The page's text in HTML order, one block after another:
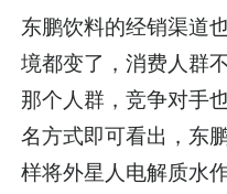
东鹏饮料的经销渠道
境都变了，消费人群
那个人群，竞争对手
名方式即可看出，东
样将外星人电解质水